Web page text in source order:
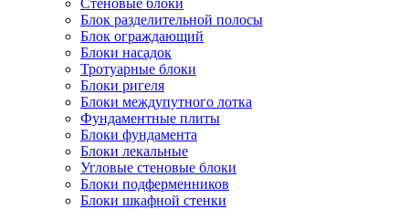
Стеновые блоки
Блок разделительной полосы
Блок ограждающий
Блоки насадок
Тротуарные блоки
Блоки ригеля
Блоки междупутного лотка
Фундаментные плиты
Блоки фундамента
Блоки лекальные
Угловые стеновые блоки
Блоки подферменников
Блоки шкафной стенки